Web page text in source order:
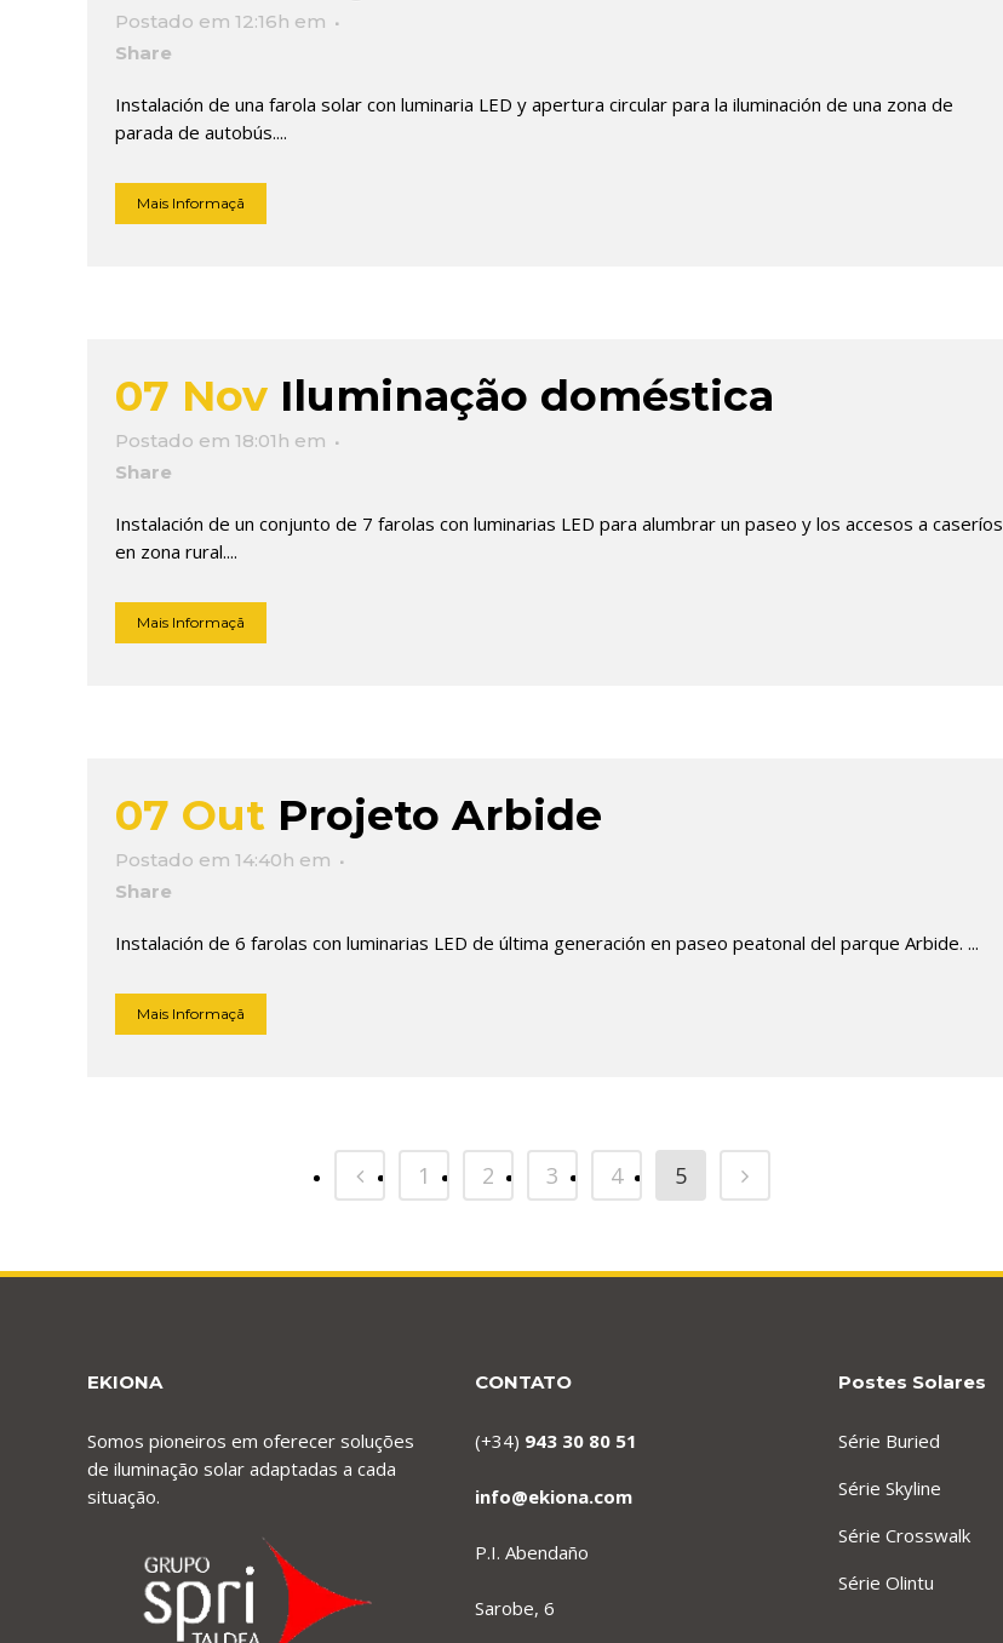
Postado em 12:16h em
Share
Instalación de una farola solar con luminaria LED y apertura circular para la iluminación de una zona de
parada de autobús....
Mais Informaçã
07 Nov Iluminação doméstica
Postado em 18:01h em
Share
Instalación de un conjunto de 7 farolas con luminarias LED para alumbrar un paseo y los accesos a caseríos
en zona rural....
Mais Informaçã
07 Out Projeto Arbide
Postado em 14:40h em
Share
Instalación de 6 farolas con luminarias LED de última generación en paseo peatonal del parque Arbide. ...
Mais Informaçã
1 2 3 4 5
EKIONA
Somos pioneiros em oferecer soluções
de iluminação solar adaptadas a cada
situação.
CONTATO
(+34) 943 30 80 51
info@ekiona.com
P.I. Abendaño
Sarobe, 6
Postes Solares
Série Buried
Série Skyline
Série Crosswalk
Série Olintu